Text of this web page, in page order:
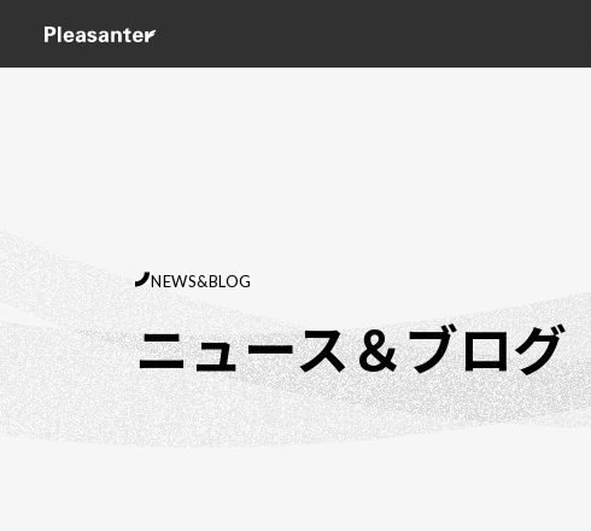
NEWS&BLOG
ニュース＆ブログ